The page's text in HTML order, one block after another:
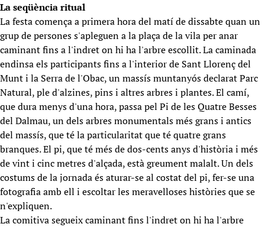
La seqüència ritual
La festa comença a primera hora del matí de dissabte quan un
grup de persones s'apleguen a la plaça de la vila per anar
caminant fins a l'indret on hi ha l'arbre escollit. La caminada
endinsa els participants fins a l'interior de Sant Llorenç del
Munt i la Serra de l'Obac, un massís muntanyós declarat Parc
Natural, ple d'alzines, pins i altres arbres i plantes. El camí,
que dura menys d'una hora, passa pel Pi de les Quatre Besses
del Dalmau, un dels arbres monumentals més grans i antics
del massís, que té la particularitat que té quatre grans
branques. El pi, que té més de dos-cents anys d'història i més
de vint i cinc metres d'alçada, està greument malalt. Un dels
costums de la jornada és aturar-se al costat del pi, fer-se una
fotografia amb ell i escoltar les meravelloses històries que se
n'expliquen.
La comitiva segueix caminant fins l'indret on hi ha l'arbre